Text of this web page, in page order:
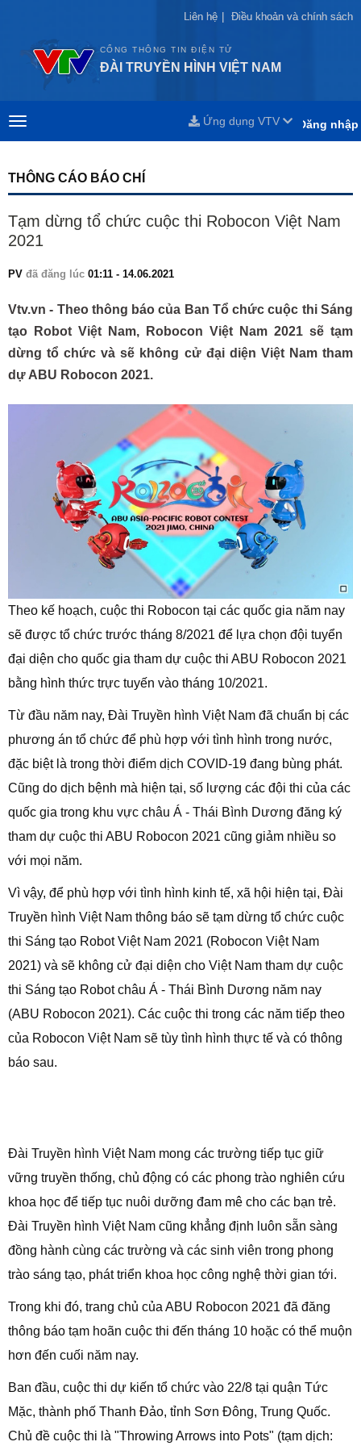
Liên hệ Điều khoản và chính sách
Liên hệ Điều khoản và chính sách
CỔNG THÔNG TIN ĐIỆN TỬ
ĐÀI TRUYỀN HÌNH VIỆT NAM
Đăng nhập
Ứng dụng VTV
THÔNG CÁO BÁO CHÍ
Tạm dừng tổ chức cuộc thi Robocon Việt Nam
2021
PV đã đăng lúc 01:11 - 14.06.2021
Vtv.vn - Theo thông báo của Ban Tổ chức cuộc thi Sáng
tạo Robot Việt Nam, Robocon Việt Nam 2021 sẽ tạm
dừng tổ chức và sẽ không cử đại diện Việt Nam tham
dự ABU Robocon 2021.
Theo kế hoạch, cuộc thi Robocon tại các quốc gia năm nay
sẽ được tổ chức trước tháng 8/2021 để lựa chọn đội tuyển
đại diện cho quốc gia tham dự cuộc thi ABU Robocon 2021
bằng hình thức trực tuyến vào tháng 10/2021.
Từ đầu năm nay, Đài Truyền hình Việt Nam đã chuẩn bị các
phương án tổ chức để phù hợp với tình hình trong nước,
đặc biệt là trong thời điểm dịch COVID-19 đang bùng phát.
Cũng do dịch bệnh mà hiện tại, số lượng các đội thi của các
quốc gia trong khu vực châu Á - Thái Bình Dương đăng ký
tham dự cuộc thi ABU Robocon 2021 cũng giảm nhiều so
với mọi năm.
Vì vậy, để phù hợp với tình hình kinh tế, xã hội hiện tại, Đài
Truyền hình Việt Nam thông báo sẽ tạm dừng tổ chức cuộc
thi Sáng tạo Robot Việt Nam 2021 (Robocon Việt Nam
2021) và sẽ không cử đại diện cho Việt Nam tham dự cuộc
thi Sáng tạo Robot châu Á - Thái Bình Dương năm nay
(ABU Robocon 2021). Các cuộc thi trong các năm tiếp theo
của Robocon Việt Nam sẽ tùy tình hình thực tế và có thông
báo sau.
Đài Truyền hình Việt Nam mong các trường tiếp tục giữ
vững truyền thống, chủ động có các phong trào nghiên cứu
khoa học để tiếp tục nuôi dưỡng đam mê cho các bạn trẻ.
Đài Truyền hình Việt Nam cũng khẳng định luôn sẵn sàng
đồng hành cùng các trường và các sinh viên trong phong
trào sáng tạo, phát triển khoa học công nghệ thời gian tới.
Trong khi đó, trang chủ của ABU Robocon 2021 đã đăng
thông báo tạm hoãn cuộc thi đến tháng 10 hoặc có thể muộn
hơn đến cuối năm nay.
Ban đầu, cuộc thi dự kiến tổ chức vào 22/8 tại quận Tức
Mặc, thành phố Thanh Đảo, tỉnh Sơn Đông, Trung Quốc.
Chủ đề cuộc thi là "Throwing Arrows into Pots" (tạm dịch: